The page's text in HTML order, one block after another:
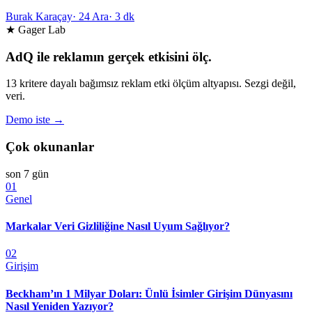
Burak Karaçay· 24 Ara· 3 dk
★ Gager Lab
AdQ ile reklamın gerçek etkisini ölç.
13 kritere dayalı bağımsız reklam etki ölçüm altyapısı. Sezgi değil,
veri.
Demo iste →
Çok okunanlar
son 7 gün
01
Genel
Markalar Veri Gizliliğine Nasıl Uyum Sağlıyor?
02
Girişim
Beckham’ın 1 Milyar Doları: Ünlü İsimler Girişim Dünyasını
Nasıl Yeniden Yazıyor?